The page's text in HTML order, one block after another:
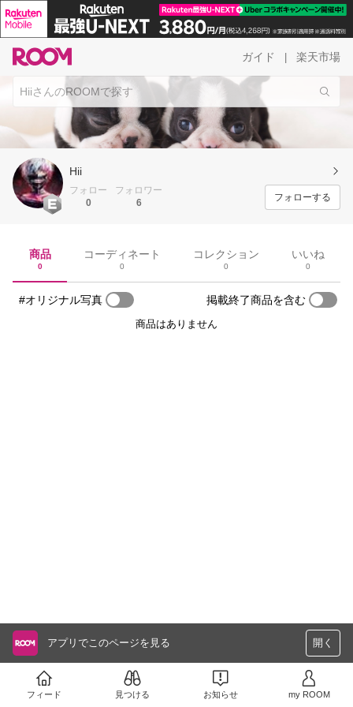
ガイド 楽天市場
Hii
フォロー
0
フォロワー
6
フォローする
商品
0
コーディネート
0
コレクション
0
いいね
0
#オリジナル写真 掲載終了商品を含む
商品はありません
アプリでこのページを見る 開く
フィード 見つける お知らせ my ROOM